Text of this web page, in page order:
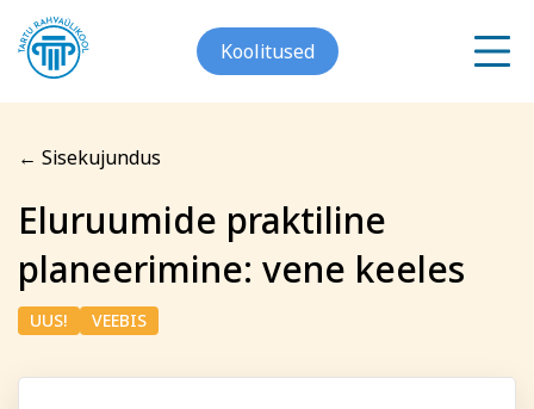
Koolitused
Arvuti ja töö
Meist
Galerii
← Sisekujundus
Eluruumide praktiline
planeerimine: vene keeles
UUS! VEEBIS
Registreerin koolitusele
Eluruumide praktiline
planeerimine: vene keeles